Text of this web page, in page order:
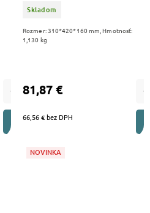
DO KOŠÍKA
Skladom
66,56 € bez DPH
81,87 €
Rozmer: 310*420*160 mm, Hmotnosť:
1,130 kg
NOVINKA